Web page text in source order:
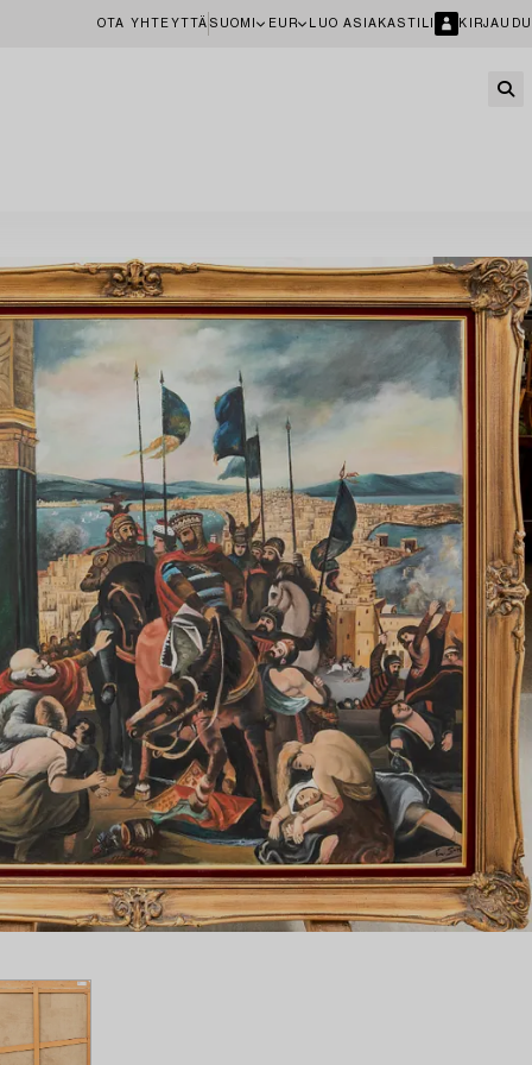
OTA YHTEYTTÄ SUOMI EUR LUO ASIAKASTILI KIRJAUDU